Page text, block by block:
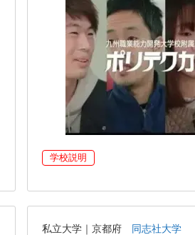
学校説明
私立大学｜京都府 同志社大学